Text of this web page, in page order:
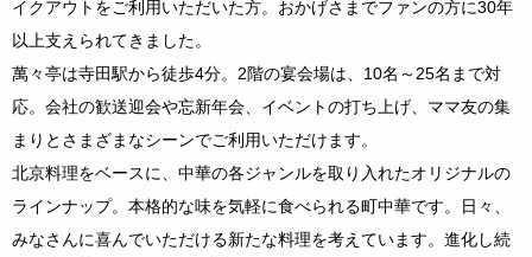
イクアウトをご利用いただいた方。おかげさまでファンの方に30年
以上支えられてきました。
萬々亭は寺田駅から徒歩4分。2階の宴会場は、10名～25名まで対
応。会社の歓送迎会や忘新年会、イベントの打ち上げ、ママ友の集
まりとさまざまなシーンでご利用いただけます。
北京料理をベースに、中華の各ジャンルを取り入れたオリジナルの
ラインナップ。本格的な味を気軽に食べられる町中華です。日々、
みなさんに喜んでいただける新たな料理を考えています。進化し続